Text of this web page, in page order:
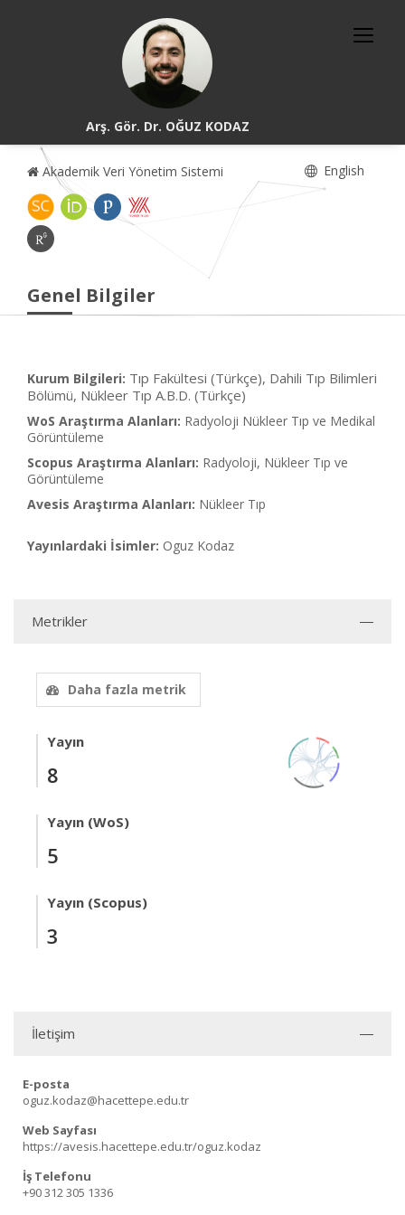
Arş. Gör. Dr. OĞUZ KODAZ
Akademik Veri Yönetim Sistemi English
Genel Bilgiler
Kurum Bilgileri: Tıp Fakültesi (Türkçe), Dahili Tıp Bilimleri
Bölümü, Nükleer Tıp A.B.D. (Türkçe)
WoS Araştırma Alanları: Radyoloji Nükleer Tıp ve Medikal
Görüntüleme
Scopus Araştırma Alanları: Radyoloji, Nükleer Tıp ve
Görüntüleme
Avesis Araştırma Alanları: Nükleer Tıp
Yayınlardaki İsimler: Oguz Kodaz
Metrikler
Daha fazla metrik
Yayın
8
Yayın (WoS)
5
Yayın (Scopus)
3
İletişim
E-posta
oguz.kodaz@hacettepe.edu.tr
Web Sayfası
https://avesis.hacettepe.edu.tr/oguz.kodaz
İş Telefonu
+90 312 305 1336